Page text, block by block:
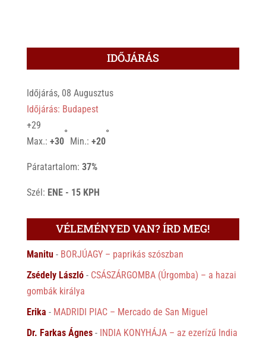
IDŐJÁRÁS
Időjárás, 08 Augusztus
Időjárás: Budapest
+29
Max.: +30
°
Min.: +20
°
Páratartalom: 37%
Szél: ENE - 15 KPH
VÉLEMÉNYED VAN? ÍRD MEG!
Manitu- BORJÚAGY – paprikás szószban
Zsédely László- CSÁSZÁRGOMBA (Úrgomba) – a hazai
gombák királya
Erika - MADRIDI PIAC – Mercado de San Miguel
Dr. Farkas Ágnes- INDIA KONYHÁJA – az ezerízű India